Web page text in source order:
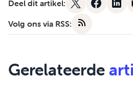
Deel dit artikel:
Volg ons via RSS:
Gerelateerde